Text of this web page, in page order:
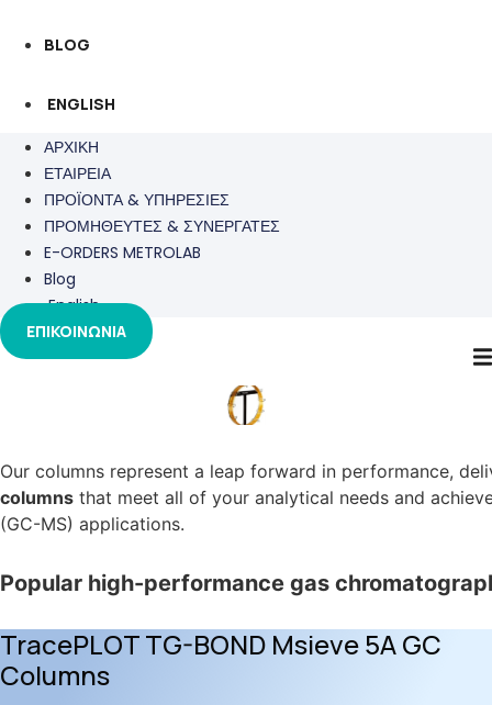
BLOG
ENGLISH
ΑΡΧΙΚΗ
ΕΤΑΙΡΕΙΑ
ΠΡΟΪΟΝΤΑ & ΥΠΗΡΕΣΙΕΣ
ΠΡΟΜΗΘΕΥΤΕΣ & ΣΥΝΕΡΓΑΤΕΣ
E-ORDERS METROLAB
Blog
English
ΕΠΙΚΟΙΝΩΝΙΑ
Our columns represent a leap forward in performance,
columns that meet all of your analytical needs and
(GC-MS) applications.
Popular high-performance gas
TracePLOT TG-BOND Msieve 5A GC
Columns